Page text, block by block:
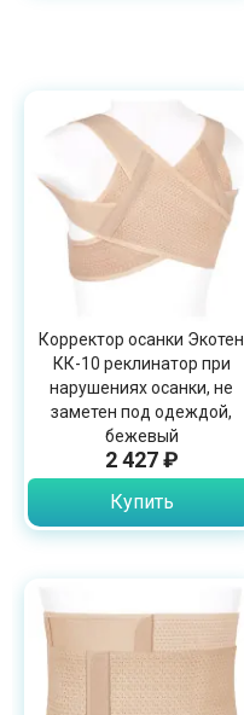
Корректор осанки Экотен
КК-10 реклинатор при
нарушениях осанки, не
заметен под одеждой,
бежевый
2 427 ₽
Купить